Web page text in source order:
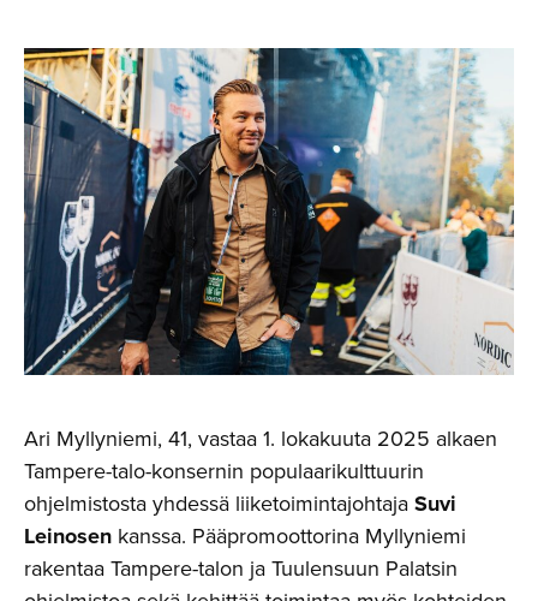
Ari Myllyniemi, 41, vastaa 1. lokakuuta 2025 alkaen
Tampere-talo-konsernin populaarikulttuurin
ohjelmistosta yhdessä liiketoimintajohtajaSuvi
Leinosen kanssa. Pääpromoottorina Myllyniemi
rakentaa Tampere-talon ja Tuulensuun Palatsin